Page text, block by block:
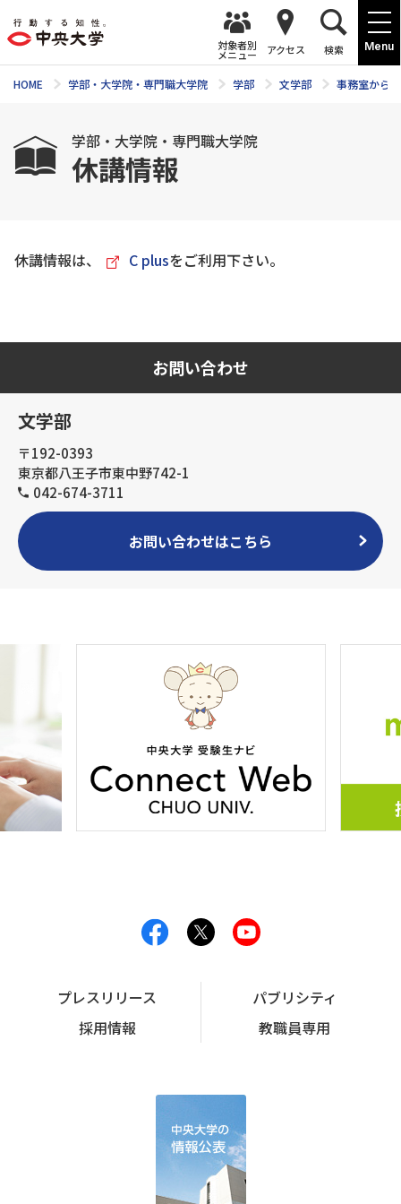
Menu
対象者別
メニュー アクセス 検索
HOME 学部・大学院・専門職大学院 学部 文学部 事務室から
学部・大学院・専門職大学院
休講情報
休講情報は、 C plusをご利用下さい。
お問い合わせ
文学部
〒192-0393
東京都八王子市東中野742-1
042-674-3711
お問い合わせはこちら
プレスリリース
パブリシティ
採用情報
教職員専用